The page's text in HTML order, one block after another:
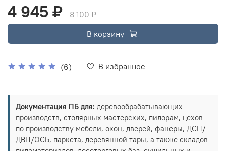
(6) В избранное
4 945 ₽
8 100 ₽
В корзину
Документация ПБ для: деревообрабатывающих
производств, столярных мастерских, пилорам, цехов
по производству мебели, окон, дверей, фанеры, ДСП/
ДВП/ОСБ, паркета, деревянной тары, а также складов